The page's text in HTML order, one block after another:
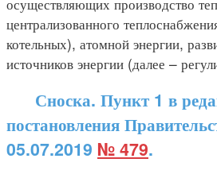
централизованного
котельных), атомной энергии,
источников энергии (далее –
Сноска. Пункт 1 в
постановления
05.07.2019 № 479.